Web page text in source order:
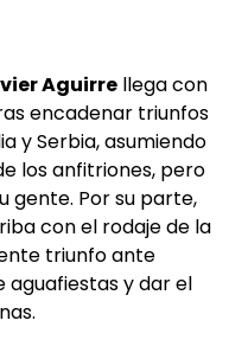
Aguirre llega con
encadenar triunfos
y Serbia, asumiendo
los anfitriones, pero
gente. Por su parte,
con el rodaje de la
triunfo ante
aguafiestas y dar el